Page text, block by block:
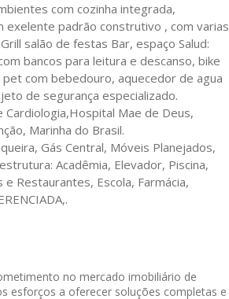
com cozinha integrada,
exelente padrão construtivo , com varias
salão de festas Bar, espaço Salud:
bancos para leitura e descanso, bike
com bebedouro, aquecedor de agua
de segurança especializado.
Mae de Deus,
Marinha do Brasil.
Gás Central, Móveis Planejados,
Acadêmia, Elevador, Piscina,
Restaurantes, Escola, Farmácia,
no mercado imobiliário de
esforços a oferecer soluções completas e